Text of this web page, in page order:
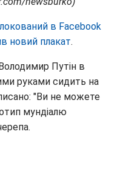
в Facebook
новий плакат.
Путін в
руками сидить на
"Ви не можете
мундіалю